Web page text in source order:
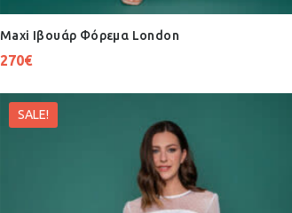
Maxi Ιβουάρ Φόρεμα London
270€
SALE!